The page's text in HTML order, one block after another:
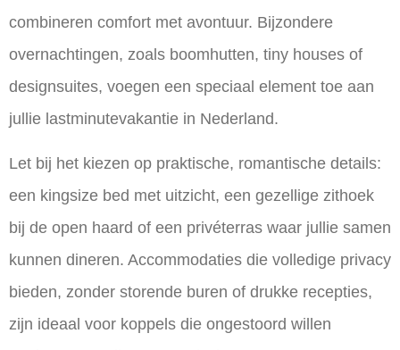
combineren comfort met avontuur. Bijzondere
overnachtingen, zoals boomhutten, tiny houses of
designsuites, voegen een speciaal element toe aan
jullie lastminutevakantie in Nederland.
Let bij het kiezen op praktische, romantische details:
een kingsize bed met uitzicht, een gezellige zithoek
bij de open haard of een privéterras waar jullie samen
kunnen dineren. Accommodaties die volledige privacy
bieden, zonder storende buren of drukke recepties,
zijn ideaal voor koppels die ongestoord willen